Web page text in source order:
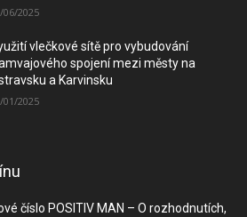
06/2025
vlečkové sítě pro vybudování
spojení mezi městy na
a Karvinsku
01/2025
číslo POSITIV MAN – O rozhodnutích,